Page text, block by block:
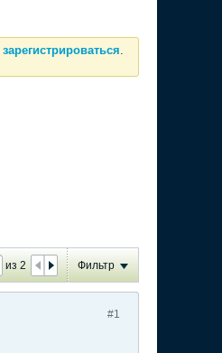
зарегистрироваться.
из 2 Фильтр
#1